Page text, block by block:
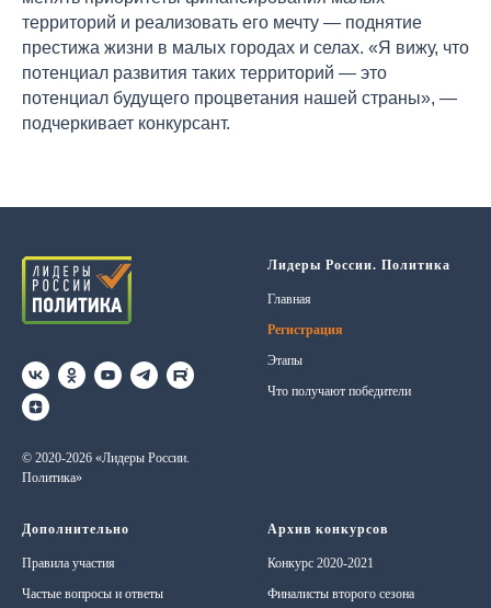
территорий и реализовать его мечту — поднятие
престижа жизни в малых городах и селах. «Я вижу, что
потенциал развития таких территорий — это
потенциал будущего процветания нашей страны», —
подчеркивает конкурсант.
© 2020-2026 «Лидеры России.
Политика»
Лидеры России. Политика
Главная
Регистрация
Этапы
Что получают победители
Дополнительно
Правила участия
Частые вопросы и ответы
Архив конкурсов
Конкурс 2020-2021
Финалисты второго сезона